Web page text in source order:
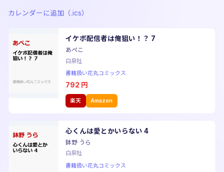
カレンダーに追加（.ics）
イケボ配信者は俺狙い！？ 7
あぺこ
白泉社
書籍扱い花丸コミックス
792 円
楽天 Amazon
心くんは愛とかいらない 4
鉢野 うら
白泉社
書籍扱い花丸コミックス